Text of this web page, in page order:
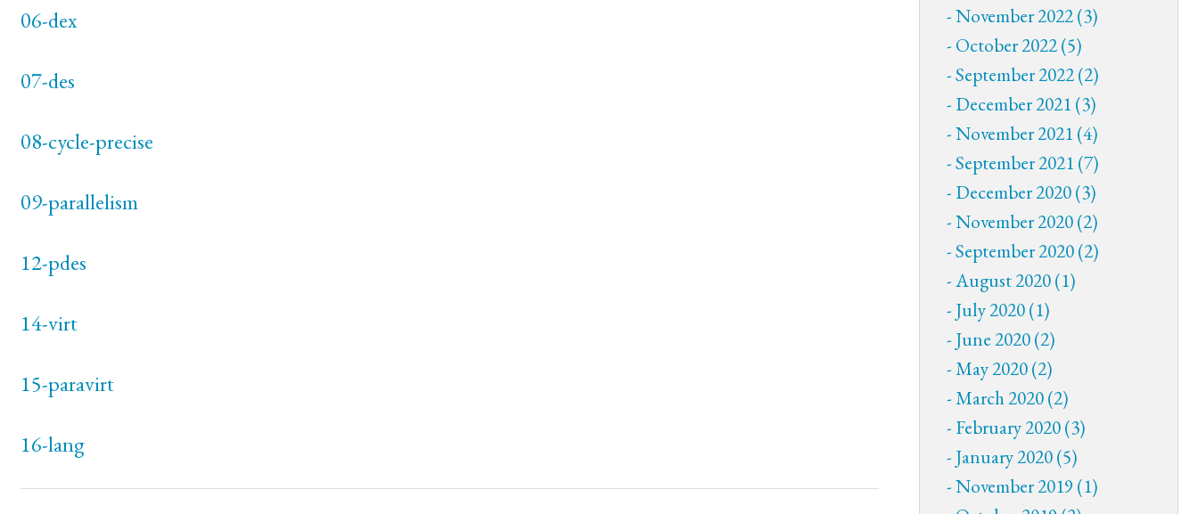
06-dex
07-des
08-cycle-precise
09-parallelism
12-pdes
14-virt
15-paravirt
16-lang
November 2022 (3)
October 2022 (5)
September 2022 (2)
December 2021 (3)
November 2021 (4)
September 2021 (7)
December 2020 (3)
November 2020 (2)
September 2020 (2)
August 2020 (1)
July 2020 (1)
June 2020 (2)
May 2020 (2)
March 2020 (2)
February 2020 (3)
January 2020 (5)
November 2019 (1)